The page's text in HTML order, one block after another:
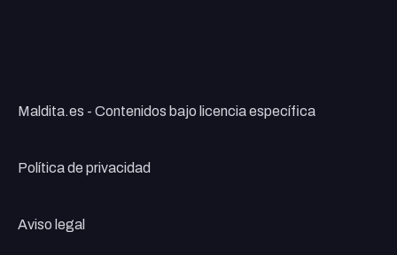
Maldita.es - Contenidos bajo licencia específica
Política de privacidad
Aviso legal